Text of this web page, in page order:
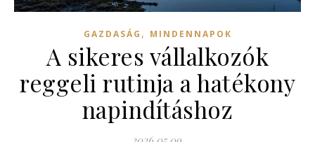
GAZDASÁG , MINDENNAPOK
A sikeres vállalkozók
reggeli rutinja a hatékony
napindításhoz